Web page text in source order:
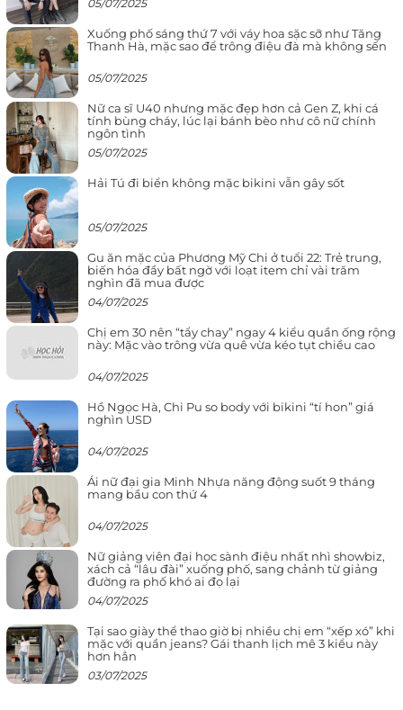
05/07/2025
Xuống phố sáng thứ 7 với váy hoa sặc sỡ như Tăng
Thanh Hà, mặc sao để trông điệu đà mà không sến
05/07/2025
Nữ ca sĩ U40 nhưng mặc đẹp hơn cả Gen Z, khi cá
tính bùng cháy, lúc lại bánh bèo như cô nữ chính
ngôn tình
05/07/2025
Hải Tú đi biển không mặc bikini vẫn gây sốt
05/07/2025
Gu ăn mặc của Phương Mỹ Chi ở tuổi 22: Trẻ trung,
biến hóa đầy bất ngờ với loạt item chỉ vài trăm
nghìn đã mua được
04/07/2025
Chị em 30 nên “tẩy chay” ngay 4 kiểu quần ống rộng
này: Mặc vào trông vừa quê vừa kéo tụt chiều cao
04/07/2025
Hồ Ngọc Hà, Chi Pu so body với bikini “tí hon” giá
nghìn USD
04/07/2025
Ái nữ đại gia Minh Nhựa năng động suốt 9 tháng
mang bầu con thứ 4
04/07/2025
Nữ giảng viên đại học sành điệu nhất nhì showbiz,
xách cả “lâu đài” xuống phố, sang chảnh từ giảng
đường ra phố khó ai đọ lại
04/07/2025
Tại sao giày thể thao giờ bị nhiều chị em “xếp xó” khi
mặc với quần jeans? Gái thanh lịch mê 3 kiểu này
hơn hẳn
03/07/2025